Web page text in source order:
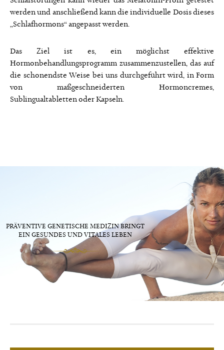
werden und anschließend kann die individuelle Dosis dieses
„Schlafhormons“ angepasst werden.
Das Ziel ist es, ein möglichst effektive
Hormonbehandlungsprogramm zusammenzustellen, das auf
die schonendste Weise bei uns durchgeführt wird, in Form
von maßgeschneiderten Hormoncremes,
Sublingualtabletten oder Kapseln.
PRÄVENTIVE GENETISCHE MEDIZIN BRINGT
EIN GESUNDES UND VITALES LEBEN